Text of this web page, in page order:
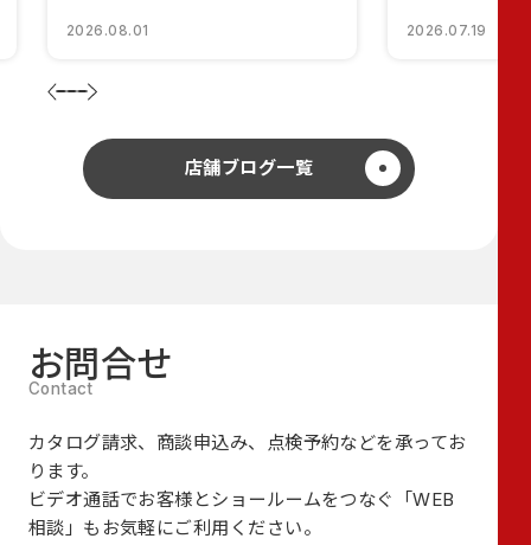
2026.08.01 2026.07.19
店舗ブログ一覧
お問合せ
カタログ請求、商談申込み、点検予約などを承ってお
ります。
ビデオ通話でお客様とショールームをつなぐ
「WEB
相談」も お気軽にご利用ください。